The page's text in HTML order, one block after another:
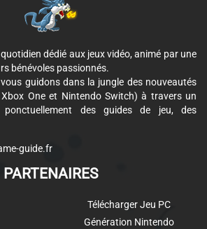
dédié aux jeux vidéo, animé par une
bénévoles passionnés.
guidons dans la jungle des nouveautés
One et Nintendo Switch) à travers un
des guides de jeu, des
guide.fr
PARTENAIRES
Télécharger Jeu PC
Génération Nintendo